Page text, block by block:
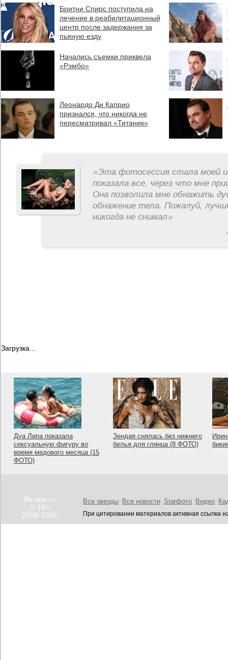
Бритни Спирс поступила на
лечение в реабилитационный
центр после задержания за
пьяную езду
Начались съемки приквела
«Рэмбо»
Леонардо Ди Каприо
признался, что никогда не
пересматривал «Титаник»
«Эта фотосессия стала моей
показала все, через что мне
Она позволила мне обнажить
обнажение тела. Пожалуй,
никогда не снимал»
Загрузка...
Дуа Липа показала
сексуальную фигуру во
время медового месяца (15
ФОТО)
Зендая снялась без нижнего
белья для глянца (8 ФОТО)
life-star.ru
© 18+
2008-2026
Все звезды Все новости Starфото Видео
При цитировании материалов активная ссылка